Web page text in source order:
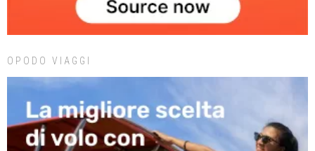
OPODO VIAGGI